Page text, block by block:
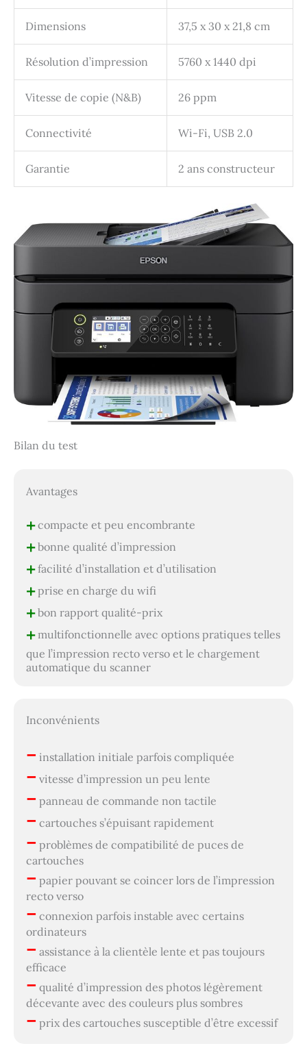
Dimensions 37,5 x 30 x 21,8 cm
Résolution d’impression 5760 x 1440 dpi
Vitesse de copie (N&B) 26 ppm
Connectivité Wi-Fi, USB 2.0
Garantie 2 ans constructeur
Bilan du test
Avantages
+compacte et peu encombrante
+bonne qualité d’impression
+facilité d’installation et d’utilisation
+prise en charge du wifi
+bon rapport qualité-prix
+multifonctionnelle avec options pratiques telles
que l’impression recto verso et le chargement
automatique du scanner
Inconvénients
– installation initiale parfois compliquée
– vitesse d’impression un peu lente
– panneau de commande non tactile
– cartouches s’épuisant rapidement
– problèmes de compatibilité de puces de
cartouches
– papier pouvant se coincer lors de l’impression
recto verso
– connexion parfois instable avec certains
ordinateurs
– assistance à la clientèle lente et pas toujours
efficace
– qualité d’impression des photos légèrement
décevante avec des couleurs plus sombres
– prix des cartouches susceptible d’être excessif